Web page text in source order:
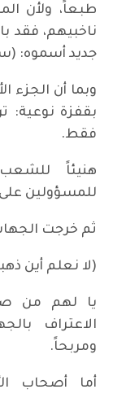
طبعاً، ولأن
ناخبيهم، فقد
جديد أسموه: (سرقة
وبما أن الجزء
بقفزة نوعية:
فقط.
هنيئاً
للمسؤولين على
ثم خرجت
(لا نعلم أين
يا لهم من
الاعتراف
ومربحاً.
أما أصحاب